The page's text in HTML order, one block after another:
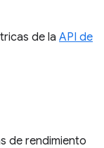
de la API de
de rendimiento